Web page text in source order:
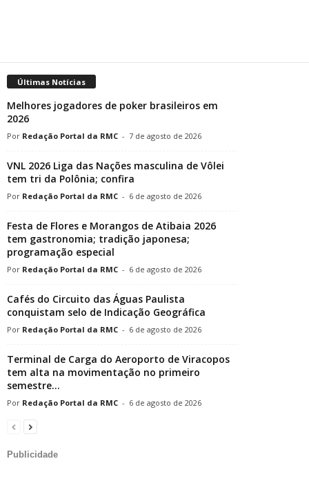
Últimas Notícias
Melhores jogadores de poker brasileiros em
2026
Redação Portal da RMC - 7 de agosto de 2026
VNL 2026 Liga das Nações masculina de Vôlei
tem tri da Polônia; confira
Redação Portal da RMC - 6 de agosto de 2026
Festa de Flores e Morangos de Atibaia 2026
tem gastronomia; tradição japonesa;
programação especial
Redação Portal da RMC - 6 de agosto de 2026
Cafés do Circuito das Águas Paulista
conquistam selo de Indicação Geográfica
Redação Portal da RMC - 6 de agosto de 2026
Terminal de Carga do Aeroporto de Viracopos
tem alta na movimentação no primeiro
semestre...
Redação Portal da RMC - 6 de agosto de 2026
Publicidade